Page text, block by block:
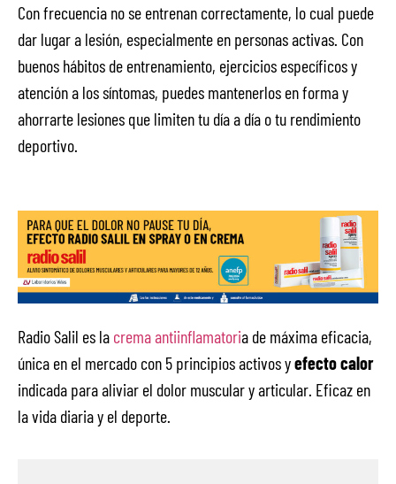
Con frecuencia no se entrenan correctamente, lo cual puede
dar lugar a lesión, especialmente en personas activas. Con
buenos hábitos de entrenamiento, ejercicios específicos y
atención a los síntomas, puedes mantenerlos en forma y
ahorrarte lesiones que limiten tu día a día o tu rendimiento
deportivo.
Radio Salil es la crema antiinflamatoria de máxima eficacia,
única en el mercado con 5 principios activos yefecto calor
indicada para aliviar el dolor muscular y articular. Eficaz en
la vida diaria y el deporte.